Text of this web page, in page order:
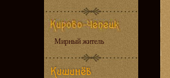
Мирный житель